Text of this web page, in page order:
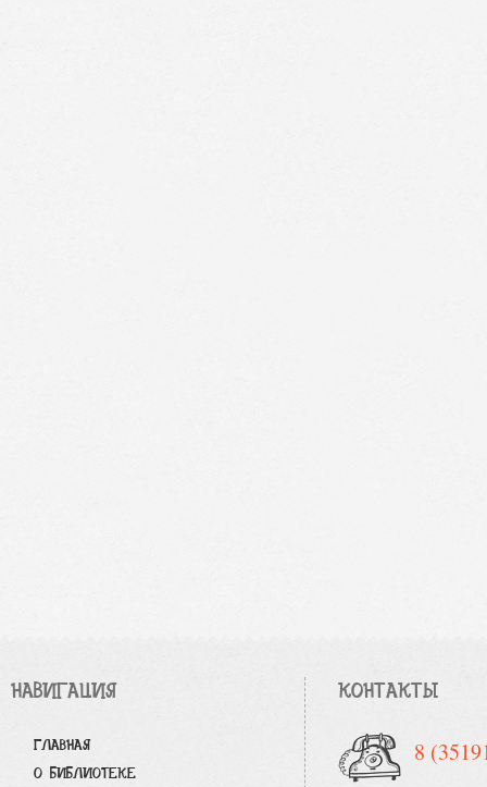
НАВИГАЦИЯ
ГЛАВНАЯ
О БИБЛИОТЕКЕ
КОНТАКТЫ
8